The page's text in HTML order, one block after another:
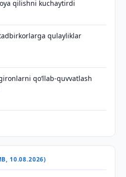
qilishni kuchaytirdi
qulayliklar
qoʻllab-quvvatlash
10.08.2026)